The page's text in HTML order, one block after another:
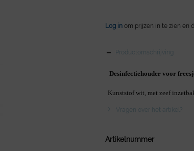
Log in om prijzen in te zien en
Productomschrijving
Desinfectiehouder voor
Kunststof wit, met zeef
Vragen over het artikel?
Artikelnummer